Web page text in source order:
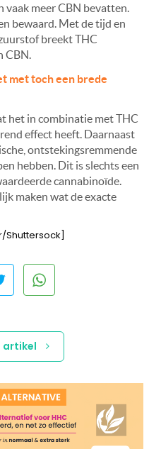
meer CBN bevatten.
bewaard. Met de tijd en
breekt THC
CBN.
met toch een brede
het in combinatie met THC
effect heeft. Daarnaast
ontstekingsremmende
hebben. Dit is slechts een
cannabinoïde.
maken wat de exacte
Shuttersock]
artikel